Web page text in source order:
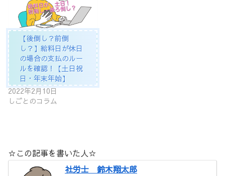
【後倒し？前倒
し？】給料日が休日
の場合の支払のルー
ルを確認！【土日祝
日・年末年始】
2022年2月10日
しごとのコラム
☆この記事を書いた人☆
社労士 鈴木翔太郎